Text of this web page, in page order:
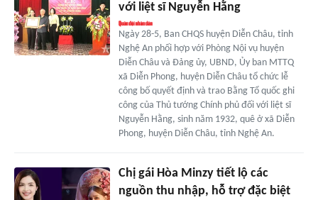
với liệt sĩ Nguyễn Hằng
Ngày 28-5, Ban CHQS huyện Diễn Châu, tỉnh
Nghệ An phối hợp với Phòng Nội vụ huyện
Diễn Châu và Đảng ủy, UBND, Ủy ban MTTQ
xã Diễn Phong, huyện Diễn Châu tổ chức lễ
công bố quyết định và trao Bằng Tổ quốc ghi
công của Thủ tướng Chính phủ đối với liệt sĩ
Nguyễn Hằng, sinh năm 1932, quê ở xã Diễn
Phong, huyện Diễn Châu, tỉnh Nghệ An.
Chị gái Hòa Minzy tiết lộ các
nguồn thu nhập, hỗ trợ đặc biệt